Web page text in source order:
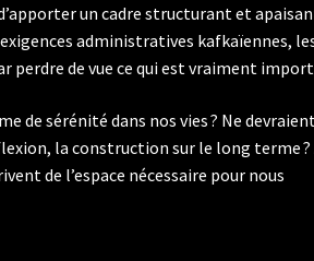
un cadre structurant et
administratives kafkaïennes,
perdre de vue ce qui est vraiment
de sérénité dans nos vies ? Ne
la construction sur le long terme ?
de l’espace nécessaire pour nous